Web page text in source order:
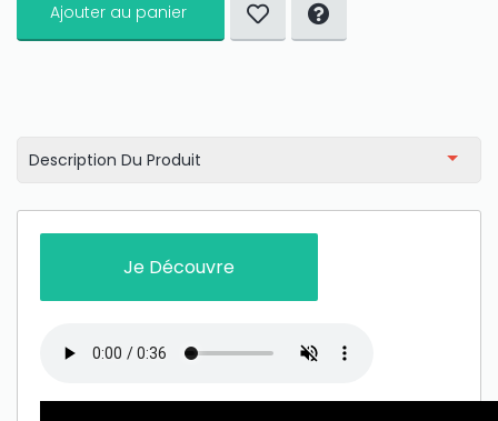
Ajouter au panier
Description Du Produit
Je Découvre